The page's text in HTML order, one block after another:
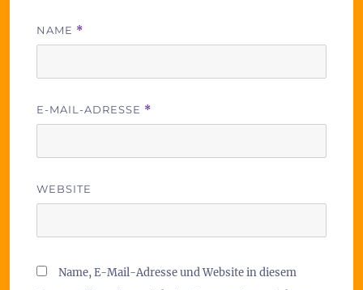
NAME *
E-MAIL-ADRESSE *
WEBSITE
Name, E-Mail-Adresse und Website in diesem